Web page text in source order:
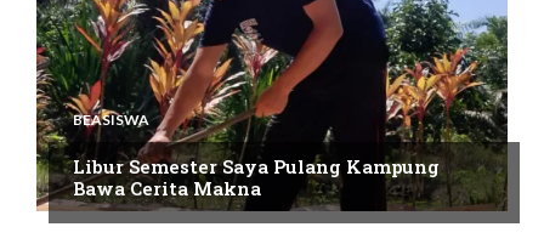
BEASISWA
Libur Semester Saya Pulang Kampung
Bawa Cerita Makna